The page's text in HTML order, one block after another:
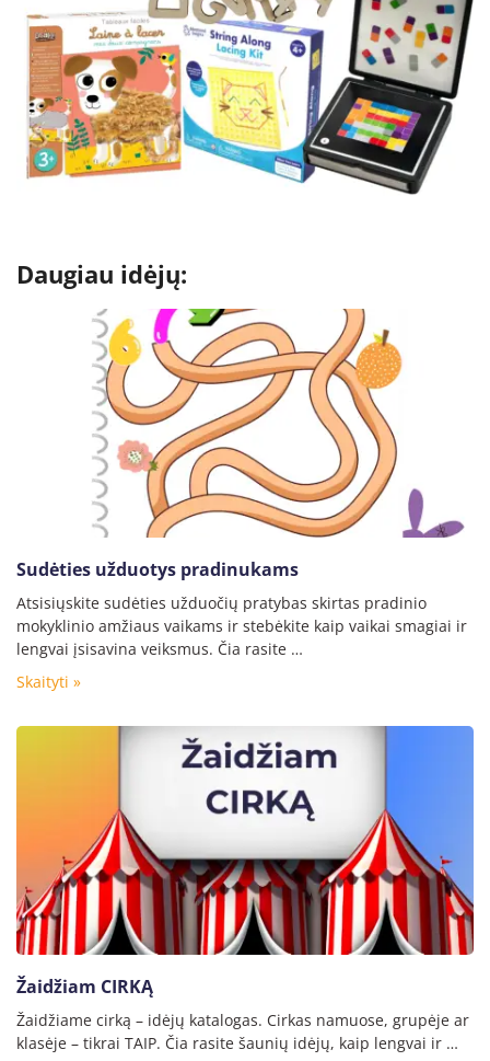
Daugiau idėjų:
Sudėties užduotys pradinukams
Atsisiųskite sudėties užduočių pratybas skirtas pradinio
mokyklinio amžiaus vaikams ir stebėkite kaip vaikai smagiai ir
lengvai įsisavina veiksmus. Čia rasite …
Skaityti »
Žaidžiam CIRKĄ
Žaidžiame cirką – idėjų katalogas. Cirkas namuose, grupėje ar
klasėje – tikrai TAIP. Čia rasite šaunių idėjų, kaip lengvai ir …